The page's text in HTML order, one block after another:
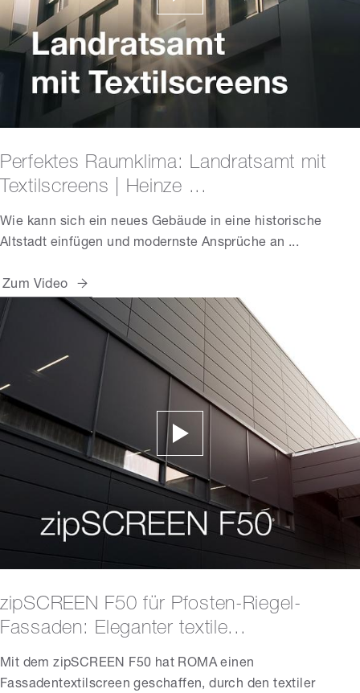
Perfektes Raumklima: Landratsamt mit
Textilscreens | Heinze ...
Wie kann sich ein neues Gebäude in eine historische
Altstadt einfügen und modernste Ansprüche an ...
Zum Video
zipSCREEN F50 für Pfosten-Riegel-
Fassaden: Eleganter textile...
Mit dem zipSCREEN F50 hat ROMA einen
Fassadentextilscreen geschaffen, durch den textiler